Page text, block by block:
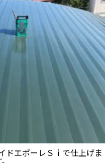
ドエポーレＳｉで仕上げま
。